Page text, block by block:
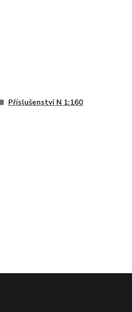
Příslušenství N 1:160